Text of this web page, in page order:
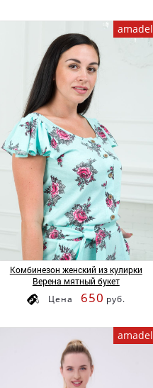
amadel
Комбинезон женский из кулирки
Верена мятный букет
Цена 650 руб.
amadel